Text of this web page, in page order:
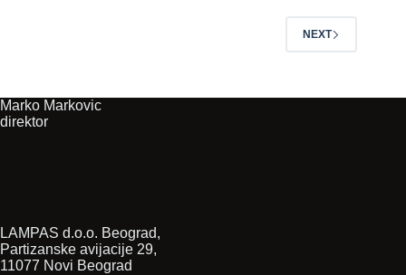
NEXT
Marko Markovic
direktor
LAMPAS d.o.o. Beograd,
Partizanske avijacije 29,
11077 Novi Beograd